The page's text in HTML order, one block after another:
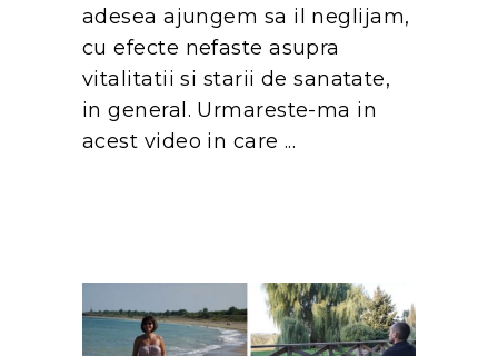
adesea ajungem sa il neglijam,
cu efecte nefaste asupra
vitalitatii si starii de sanatate,
in general. Urmareste-ma in
acest video in care